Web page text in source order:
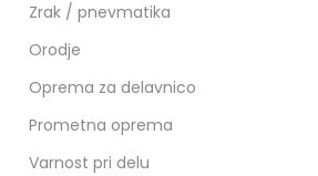
Zrak / pnevmatika
Orodje
Oprema za delavnico
Prometna oprema
Varnost pri delu